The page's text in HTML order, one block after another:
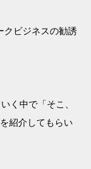
クビジネスの勧誘
く中で「そこ、
紹介してもらい